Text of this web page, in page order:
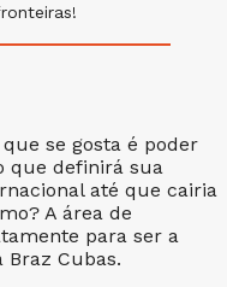
se gosta é poder
que definirá sua
até que cairia
A área de
para ser a
Cubas.